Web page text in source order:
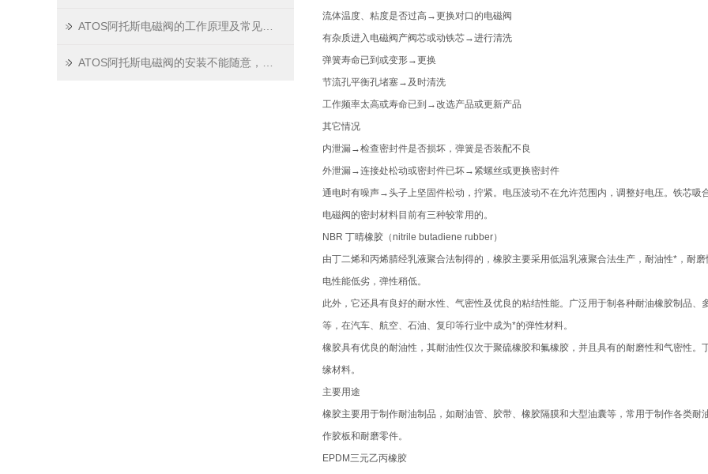
流体温度、粘度是否过高→更换对口的电磁阀
有杂质进入电磁阀产阀芯或动铁芯→进行清洗
弹簧寿命已到或变形→更换
节流孔平衡孔堵塞→及时清洗
工作频率太高或寿命已到→改选产品或更新产品
其它情况
内泄漏→检查密封件是否损坏，弹簧是否装配不良
外泄漏→连接处松动或密封件已坏→紧螺丝或更换密封件
通电时有噪声→头子上坚固件松动，拧紧。电压波动不在允许范围内，调整好电压。铁芯吸
电磁阀的密封材料目前有三种较常用的。
NBR 丁晴橡胶（nitrile butadiene rubber）
由丁二烯和丙烯腈经乳液聚合法制得的，橡胶主要采用低温乳液聚合法生产，耐油性*，耐
电性能低劣，弹性稍低。
此外，它还具有良好的耐水性、气密性及优良的粘结性能。广泛用于制各种耐油橡胶制品
等，在汽车、航空、石油、复印等行业中成为*的弹性材料。
橡胶具有优良的耐油性，其耐油性仅次于聚硫橡胶和氟橡胶，并且具有的耐磨性和气密性
缘材料。
主要用途
橡胶主要用于制作耐油制品，如耐油管、胶带、橡胶隔膜和大型油囊等，常用于制作各类
作胶板和耐磨零件。
EPDM三元乙丙橡胶